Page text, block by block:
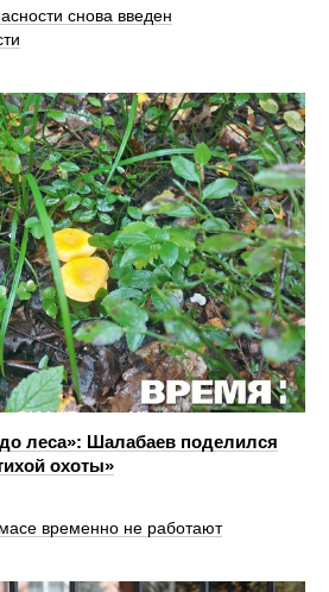
снова введен
леса»: Шалабаев поделился
охоты»
временно не работают